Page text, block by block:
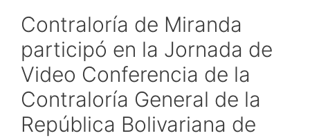
Contraloría de Miranda
participó en la Jornada de
Video Conferencia de la
Contraloría General de la
República Bolivariana de